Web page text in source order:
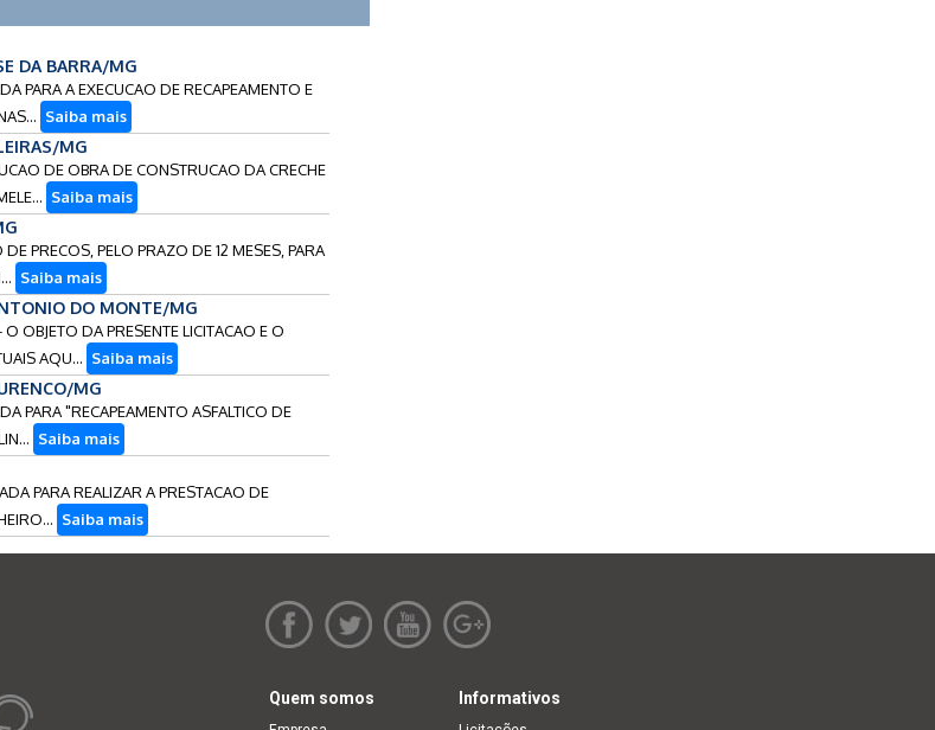
DA BARRA/MG
PARA A EXECUCAO DE RECAPEAMENTO E
Saiba mais
MG
DE OBRA DE CONSTRUCAO DA CRECHE
Saiba mais
PRECOS, PELO PRAZO DE 12 MESES, PARA
Saiba mais
DO MONTE/MG
OBJETO DA PRESENTE LICITACAO E O
AQU... Saiba mais
MG
PARA "RECAPEAMENTO ASFALTICO DE
Saiba mais
PARA REALIZAR A PRESTACAO DE
Saiba mais
Quem somos Informativos